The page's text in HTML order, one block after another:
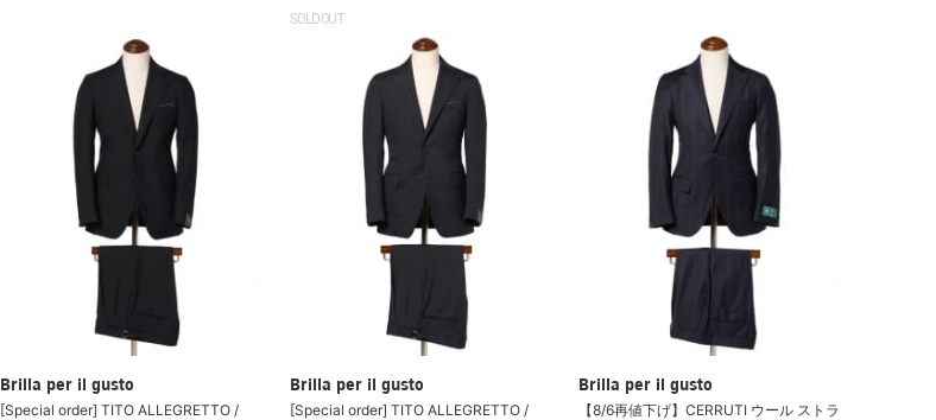
Brilla per il gusto
[Special order] TITO ALLEGRETTO /
SOLDOUT
Brilla per il gusto
[Special order] TITO ALLEGRETTO /
Brilla per il gusto
【8/6再値下げ】CERRUTI ウール ストラ